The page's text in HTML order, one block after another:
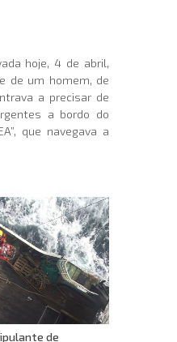
hoje, 4 de abril,
de um homem, de
a precisar de
a bordo do
que navegava a
de